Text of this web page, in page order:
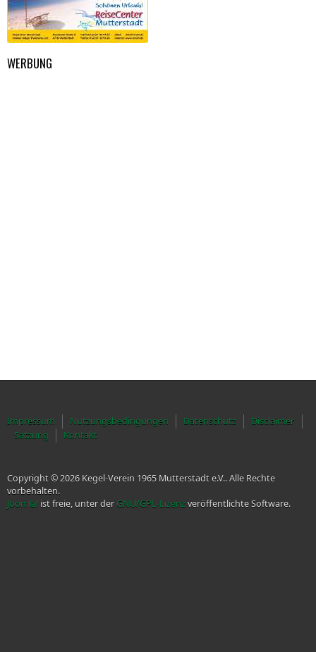
WERBUNG
Impressum Nutzungsbedingungen Datenschutz
Disclaimer
Satzung
Kontakt
Copyright © 2026 Kegel-Verein 1965 Mutterstadt e.V.. Alle Rechte
vorbehalten.
Joomla! ist freie, unter der GNU/GPL-Lizenzveröffentlichte Software.